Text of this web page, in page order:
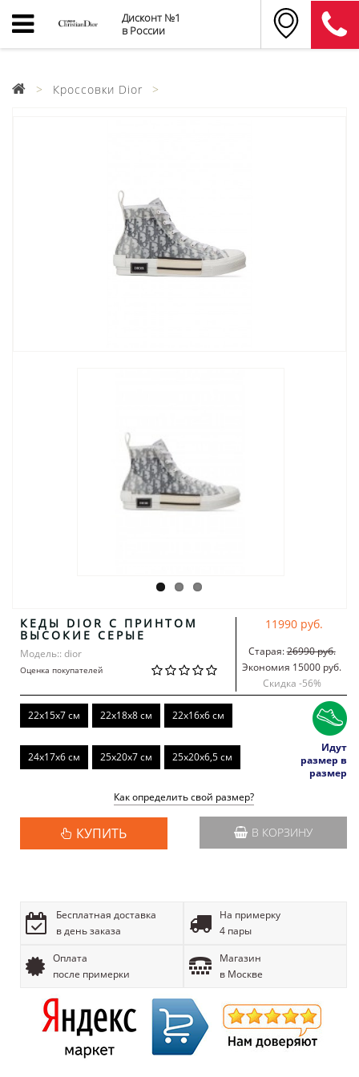
Дисконт №1
в России
Кроссовки Dior
КЕДЫ DIOR С ПРИНТОМ
ВЫСОКИЕ СЕРЫЕ
Модель:: dior
Оценка покупателей
11990 руб.
Старая:26990 руб.
Экономия 15000 руб.
Скидка -56%
22х15x7 см 22x18x8 см 22х16x6 см
24х17x6 см 25x20x7 см 25x20x6,5 см
Идут
размер в
размер
Как определить свой размер?
КУПИТЬ В КОРЗИНУ
Бесплатная доставка
в день заказа
На примерку
4 пары
Оплата
после примерки
Магазин
в Москве